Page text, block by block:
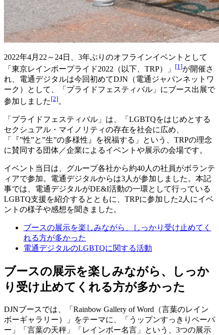
2022年4月22～24日、3年ぶりのオフラインイベントとして
「東京レインボープライド2022（以下、TRP）」
[1]が開催さ
れ、電通デジタルは今回初めてDJN（電通ジャパンネットワ
ーク）として、「プライドフェスティバル」にブース出展で
参加しました [2]。
「プライドフェスティバル」は、「LGBTQをはじめとする
セクシュアル・マイノリティの存在を社会に広め、
「『”性”と”生”の多様性』を祝福する」という、TRPの理念
に賛同する団体／企業によるイベントや展示の会場です。
イベント当日は、グループ各社から約40人の社員がボランテ
ィアで参加。電通デジタルからは3人が参加しました。本記
事では、電通デジタルがDE&I活動の一環として行っている
LGBTQ支援を紹介するとともに、TRPに参加した2人にイベ
ントの様子や感想を聞きました。
ブースの展示を楽しみながら、しっかり受け止めてく
れる方が多かった
電通デジタルのLGBTQに関する活動
ブースの展示を楽しみながら、しっか
り受け止めてくれる方が多かった
DJNブースでは、「Rainbow Gallery of Word（言葉のレイン
ボーギャラリー）」をテーマに、「うップンすっきりペーパ
ー」「言葉の天秤」「レインボー名言」という、3つの展示